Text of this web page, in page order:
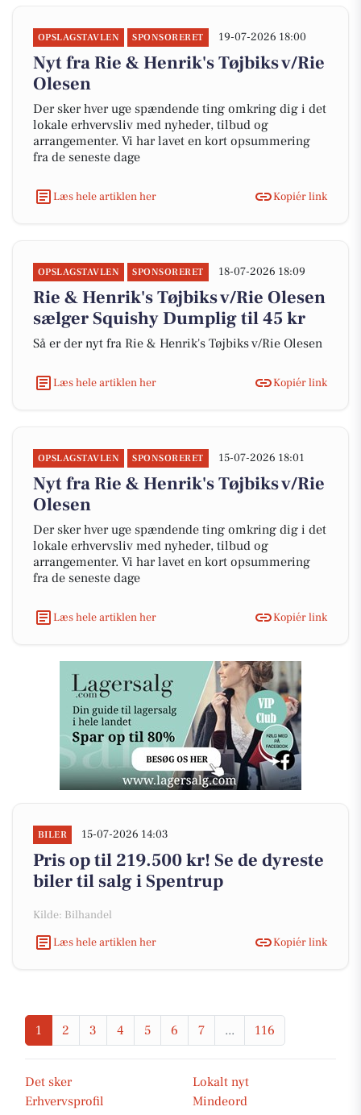
OPSLAGSTAVLEN SPONSORERET 19-07-2026 18:00
Nyt fra Rie & Henrik's Tøjbiks v/Rie
Olesen
Der sker hver uge spændende ting omkring dig i det
lokale erhvervsliv med nyheder, tilbud og
arrangementer. Vi har lavet en kort opsummering
fra de seneste dage
Læs hele artiklen her Kopiér link
OPSLAGSTAVLEN SPONSORERET 18-07-2026 18:09
Rie & Henrik's Tøjbiks v/Rie Olesen
sælger Squishy Dumplig til 45 kr
Så er der nyt fra Rie & Henrik's Tøjbiks v/Rie Olesen
Læs hele artiklen her Kopiér link
OPSLAGSTAVLEN SPONSORERET 15-07-2026 18:01
Nyt fra Rie & Henrik's Tøjbiks v/Rie
Olesen
Der sker hver uge spændende ting omkring dig i det
lokale erhvervsliv med nyheder, tilbud og
arrangementer. Vi har lavet en kort opsummering
fra de seneste dage
Læs hele artiklen her Kopiér link
BILER 15-07-2026 14:03
Pris op til 219.500 kr! Se de dyreste
biler til salg i Spentrup
Kilde: Bilhandel
Læs hele artiklen her
Kopiér link
1 2 3 4 5 6 7 ... 116
Det sker
Lokalt nyt
Erhvervsprofil
Mindeord